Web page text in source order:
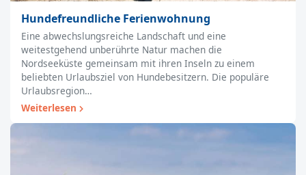
Hundefreundliche Ferienwohnung
Eine abwechslungsreiche Landschaft und eine
weitestgehend unberührte Natur machen die
Nordseeküste gemeinsam mit ihren Inseln zu einem
beliebten Urlaubsziel von Hundebesitzern. Die populäre
Urlaubsregion…
Weiterlesen